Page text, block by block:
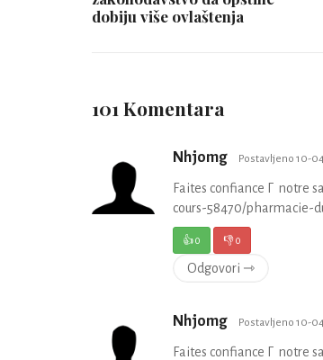
dobiju više ovlaštenja
101 Komentara
Nhjomg Postavljeno 10-
Faites confiance Г notre
cours-58470/pharmacie-
👍0 👎0
Odgovori ⇾
Nhjomg Postavljeno 10-
Faites confiance Г notre